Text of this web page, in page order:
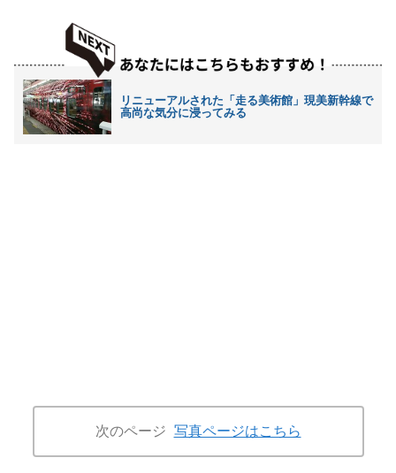
リニューアルされた「走る美術館」現美新幹線で
高尚な気分に浸ってみる
次のページ 写真ページはこちら